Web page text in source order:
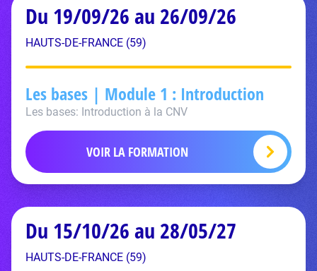
Du 19/09/26 au 26/09/26
HAUTS-DE-FRANCE (59)
Les bases | Module 1 : Introduction
Les bases: Introduction à la CNV
VOIR LA FORMATION
Du 15/10/26 au 28/05/27
HAUTS-DE-FRANCE (59)